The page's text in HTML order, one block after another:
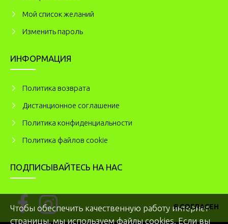
Мой список желаний
Изменить пароль
ИНФОРМАЦИЯ
Политика возврата
Дистанционное соглашение
Политика конфиденциальности
Политика файлов cookie
ПОДПИСЫВАЙТЕСЬ НА НАС
Я СОГЛАСЕН
Чтобы обеспечить качественную работу интернет-
страницы, мы используем файлы cookies. Если вы